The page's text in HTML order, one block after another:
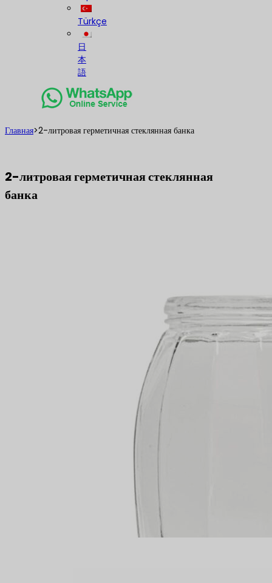
Türkçe
日
本
語
Главная>2-литровая герметичная стеклянная банка
2-литровая герметичная стеклянная
банка